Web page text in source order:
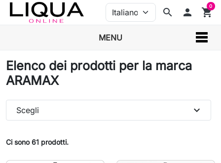
search person shopping_cart
0
MENU
Elenco dei prodotti per la marca
ARAMAX
Ci sono 61 prodotti.
Scegli expand_more